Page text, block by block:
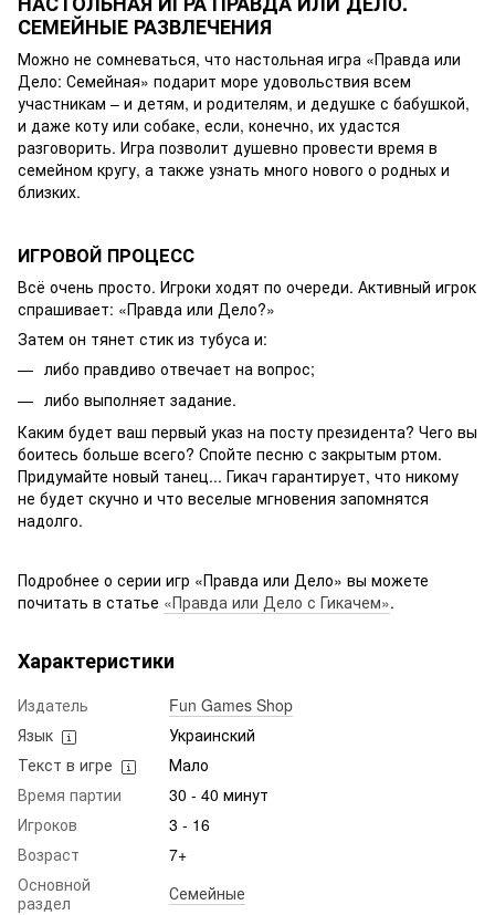
СЕМЕЙНЫЕ РАЗВЛЕЧЕНИЯ
Можно не сомневаться, что настольная игра «Правда или
Дело: Семейная» подарит море удовольствия всем
участникам – и детям, и родителям, и дедушке с бабушкой,
и даже коту или собаке, если, конечно, их удастся
разговорить. Игра позволит душевно провести время в
семейном кругу, а также узнать много нового о родных и
близких.
ИГРОВОЙ ПРОЦЕСС
Всё очень просто. Игроки ходят по очереди. Активный игрок
спрашивает: «Правда или Дело?»
Затем он тянет стик из тубуса и:
либо правдиво отвечает на вопрос;
либо выполняет задание.
Каким будет ваш первый указ на посту президента? Чего вы
боитесь больше всего? Спойте песню с закрытым ртом.
Придумайте новый танец... Гикач гарантирует, что никому
не будет скучно и что веселые мгновения запомнятся
надолго.
Подробнее о серии игр «Правда или Дело» вы можете
почитать в статье «Правда или Дело с Гикачем».
Характеристики
Издатель
Fun Games Shop
Язык
Украинский
Текст в игре
Мало
Время партии
30 - 40 минут
Игроков
3 - 16
Возраст
7+
Основной
раздел
Семейные